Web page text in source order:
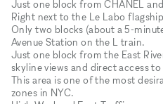
Just one block from CHANEL
Right next to the Le Labo
Only two blocks (about a 5-
Avenue Station on the L train.
Just one block from the East
skyline views and direct access
This area is one of the most
zones in NYC.